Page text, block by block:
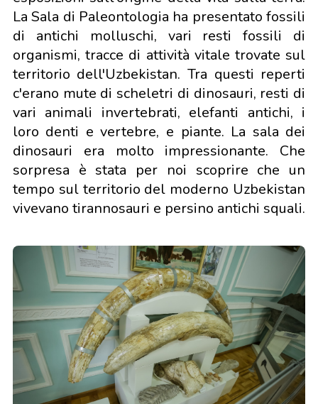
La Sala di Paleontologia ha presentato fossili
di antichi molluschi, vari resti fossili di
organismi, tracce di attività vitale trovate sul
territorio dell'Uzbekistan. Tra questi reperti
c'erano mute di scheletri di dinosauri, resti di
vari animali invertebrati, elefanti antichi, i
loro denti e vertebre, e piante. La sala dei
dinosauri era molto impressionante. Che
sorpresa è stata per noi scoprire che un
tempo sul territorio del moderno Uzbekistan
vivevano tirannosauri e persino antichi squali.